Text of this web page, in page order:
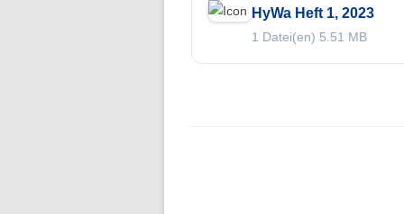
Folge 6 – Starkregen und Sturzfluten
HyWa Heft 1, 2023
1 Datei(en) 5.51 MB